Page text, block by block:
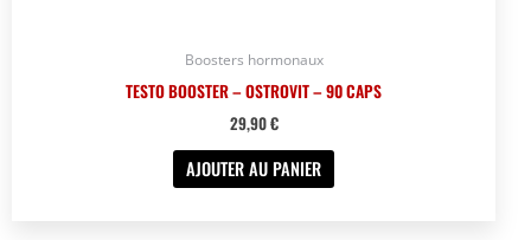
Boosters hormonaux
TESTO BOOSTER – OSTROVIT – 90 CAPS
29,90€
AJOUTER AU PANIER